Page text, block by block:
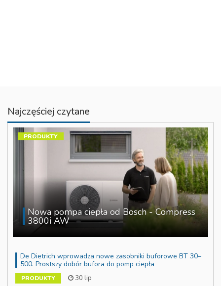
Najczęściej czytane
Nowa pompa ciepła od Bosch - Compress
3800i AW
PRODUKTY
De Dietrich wprowadza nowe zasobniki buforowe BT 30–
500. Prostszy dobór bufora do pomp ciepła
PRODUKTY 30 lip